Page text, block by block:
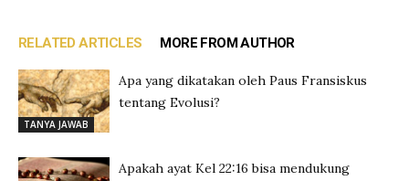
RELATED ARTICLES MORE FROM AUTHOR
TANYA JAWAB
Apa yang dikatakan oleh Paus Fransiskus
tentang Evolusi?
Apakah ayat Kel 22:16 bisa mendukung